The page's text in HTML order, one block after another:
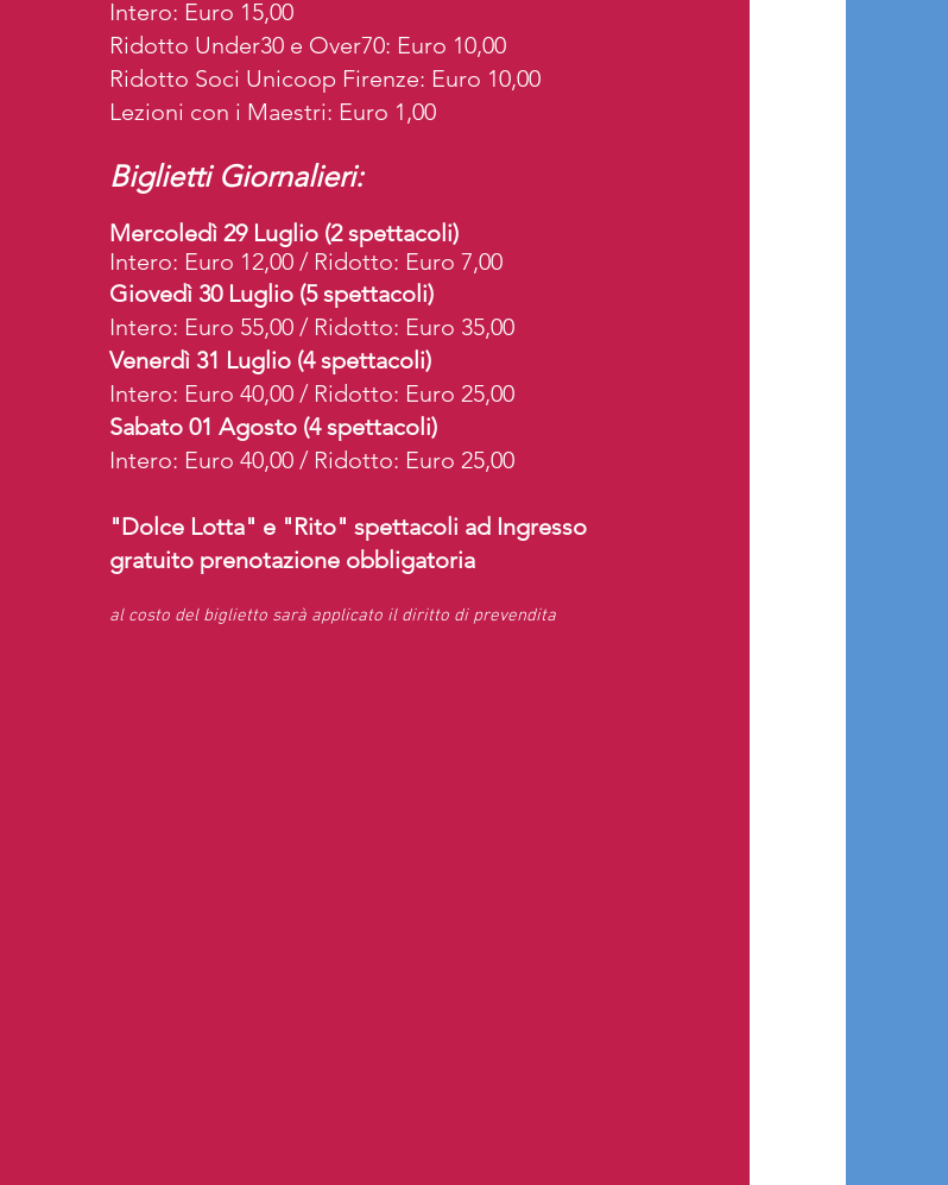
Intero: Euro 15,00
Ridotto Under30 e Over70: Euro 10,00
Ridotto Soci Unicoop Firenze: Euro 10,00
Lezioni con i Maestri: Euro 1,00
Biglietti Giornalieri:
Mercoledì 29 Luglio (2 spettacoli)
Intero: Euro 12,00 / Ridotto: Euro 7,00
Giovedì 30 Luglio (5 spettacoli)
Intero: Euro 55,00 / Ridotto: Euro 35,00
Venerdì 31 Luglio (4 spettacoli)
Intero: Euro 40,00 / Ridotto: Euro 25,00
Sabato 01 Agosto (4 spettacoli)
Intero: Euro 40,00 / Ridotto: Euro 25,00
"Dolce Lotta" e "Rito" spettacoli ad Ingresso
gratuito prenotazione obbligatoria
al costo del biglietto sarà applicato il diritto di prevendita